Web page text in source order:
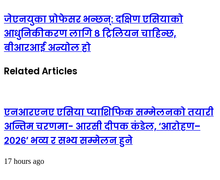
जेएनयुका प्रोफेसर भन्छन्: दक्षिण एसियाको
आधुनिकीकरण लागि ८ ट्रिलियन चाहिन्छ,
बीआरआई अन्योल हो
Related Articles
एनआरएनए एसिया प्याशिफिक सम्मेलनको तयारी
अन्तिम चरणमा- आरसी दीपक कंडेल, ‘आरोहण–
२०२६’ भव्य र सभ्य सम्मेलन हुने
17 hours ago